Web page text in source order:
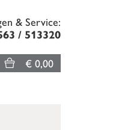
& Service:
/ 513320
€ 0,00